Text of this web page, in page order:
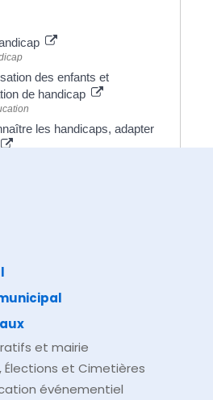
des enfants et
de handicap
les handicaps, adapter
administrative
et mairie
Élections et Cimetières
événementiel